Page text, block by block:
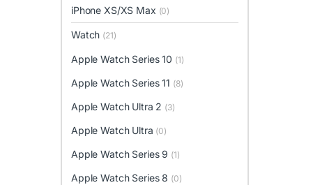
iPhone XS/XS Max (0)
Watch (21)
Apple Watch Series 10 (1)
Apple Watch Series 11 (8)
Apple Watch Ultra 2 (3)
Apple Watch Ultra (0)
Apple Watch Series 9 (1)
Apple Watch Series 8 (0)